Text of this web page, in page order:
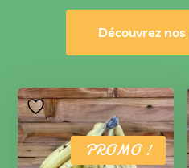
Découvrez
PROMO !